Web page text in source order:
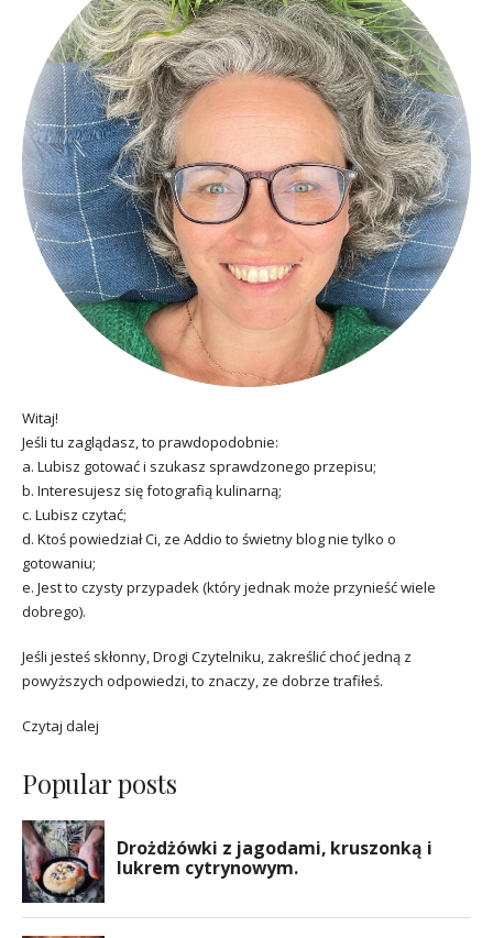
Witaj!
Jeśli tu zaglądasz, to prawdopodobnie:
a. Lubisz gotować i szukasz sprawdzonego przepisu;
b. Interesujesz się fotografią kulinarną;
c. Lubisz czytać;
d. Ktoś powiedział Ci, ze Addio to świetny blog nie tylko o
gotowaniu;
e. Jest to czysty przypadek (który jednak może przynieść wiele
dobrego).
Jeśli jesteś skłonny, Drogi Czytelniku, zakreślić choć jedną z
powyższych odpowiedzi, to znaczy, ze dobrze trafiłeś.
Czytaj dalej
Popular posts